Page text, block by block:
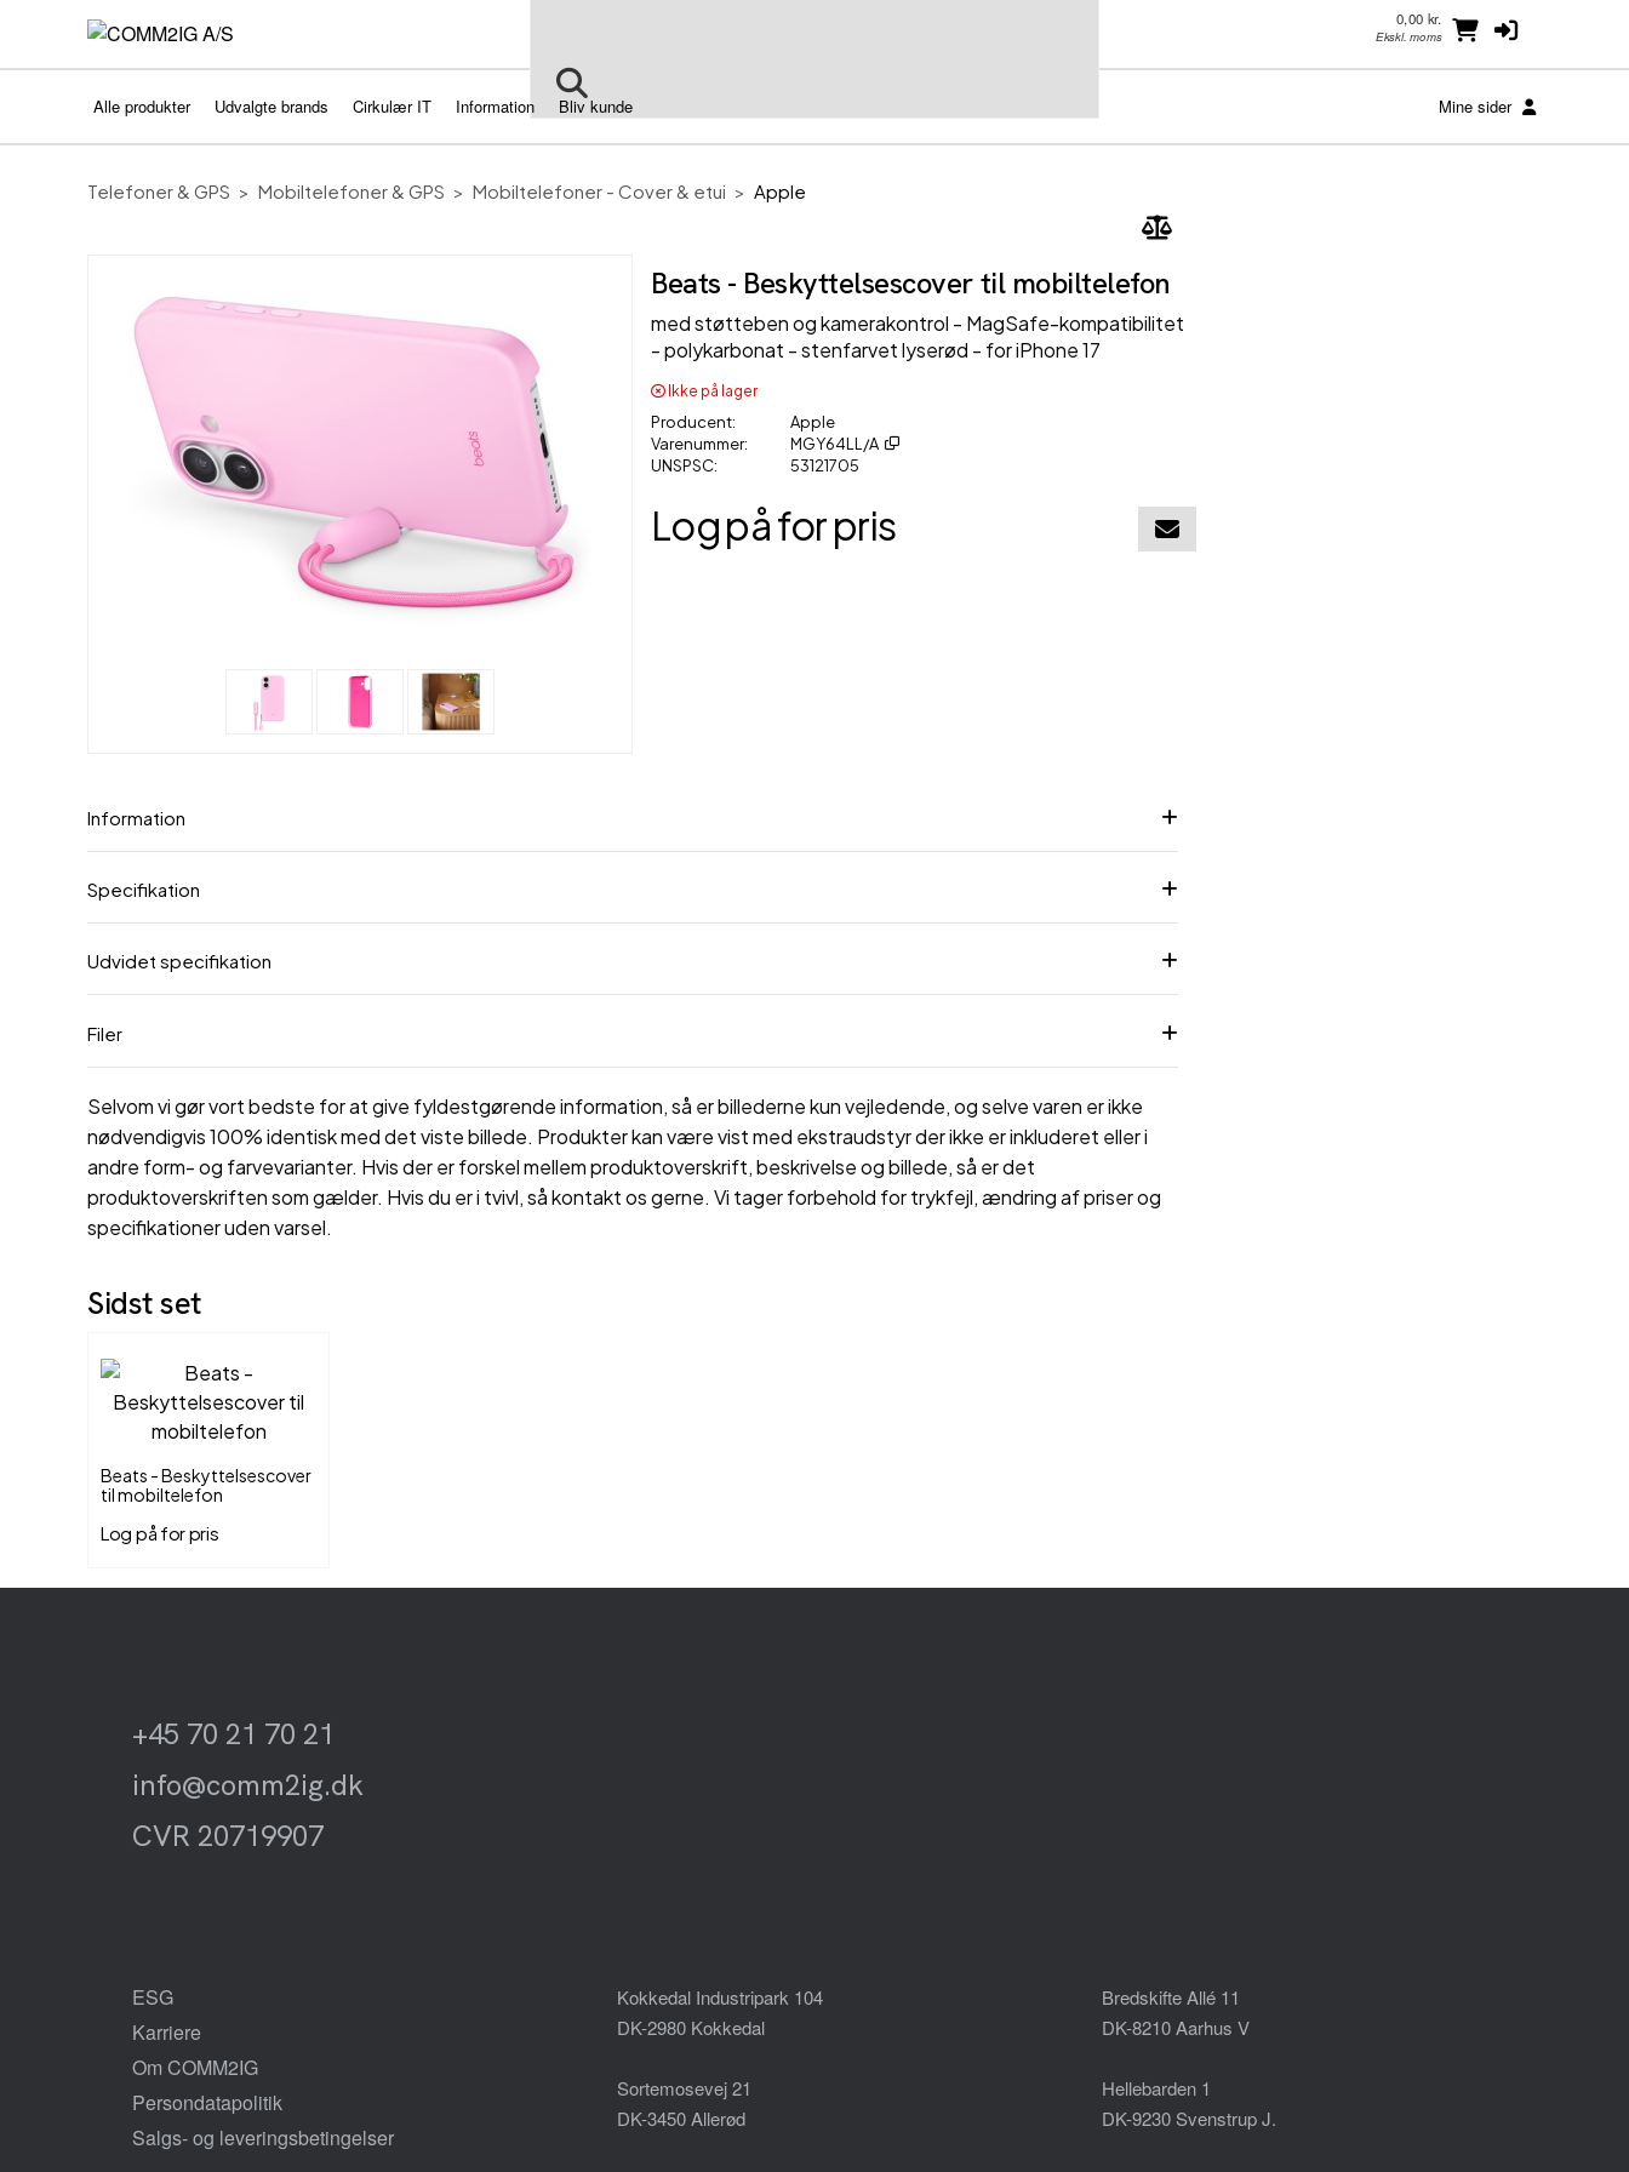
0,00 kr.
Ekskl. moms
Alle produkter Udvalgte brands Cirkulær IT Information Bliv kunde Mine sider
Telefoner & GPS Mobiltelefoner & GPS Mobiltelefoner - Cover & etui Apple
Beats - Beskyttelsescover til mobiltelefon
med støtteben og kamerakontrol - MagSafe-kompatibilitet
- polykarbonat - stenfarvet lyserød - for iPhone 17
Ikke på lager
Producent
Apple
Varenummer
MGY64LL/A
UNSPSC
53121705
Log på for pris Føj til indkøbskurv
Information
Specifikation
Udvidet specifikation
Filer
Selvom vi gør vort bedste for at give fyldestgørende information, så er billederne kun vejledende, og selve varen er ikke
nødvendigvis 100% identisk med det viste billede. Produkter kan være vist med ekstraudstyr der ikke er inkluderet eller i
andre form- og farvevarianter. Hvis der er forskel mellem produktoverskrift, beskrivelse og billede, så er det
produktoverskriften som gælder. Hvis du er i tvivl, så kontakt os gerne. Vi tager forbehold for trykfejl, ændring af priser og
specifikationer uden varsel.
Sidst set
Beats - Beskyttelsescover
til mobiltelefon
Log på for pris
+45 70 21 70 21
info@comm2ig.dk
CVR 20719907
ESG
Karriere
Om COMM2IG
Persondatapolitik
Salgs- og leveringsbetingelser
Kokkedal Industripark 104
DK-2980 Kokkedal
Sortemosevej 21
DK-3450 Allerød
Bredskifte Allé 11
DK-8210 Aarhus V
Hellebarden 1
DK-9230 Svenstrup J.